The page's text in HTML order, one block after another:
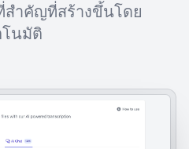
สำคัญที่สร้างขึ้นโดย
นมัติ